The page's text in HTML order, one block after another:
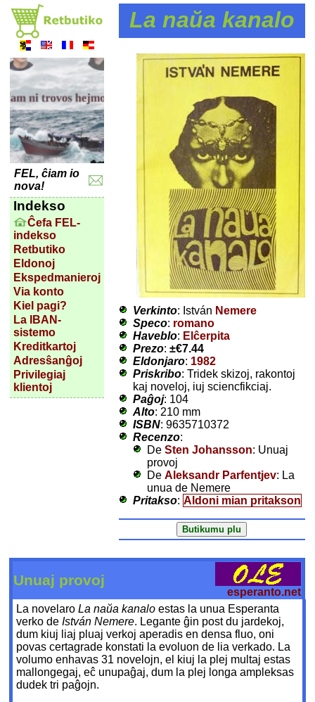
FEL, ĉiam io
nova!
Indekso
Ĉefa FEL-
indekso
Retbutiko
Eldonoj
Ekspedmanieroj
Via konto
Kiel pagi?
La IBAN-
sistemo
Kreditkartoj
Adresŝanĝoj
Privilegiaj
klientoj
La naŭa kanalo
Verkinto: István Nemere
Speco: romano
Haveblo: Elĉerpita
Prezo: ±€7.44
Eldonjaro: 1982
Priskribo: Tridek skizoj, rakontoj
kaj noveloj, iuj sciencfikciaj.
Paĝoj: 104
Alto: 210 mm
ISBN: 9635710372
Recenzo:
De Sten Johansson: Unuaj
provoj
De Aleksandr Parfentjev: La
unua de Nemere
Pritakso: Aldoni mian pritakson
Unuaj provoj
esperanto.net
La novelaroLa naŭa kanalo estas la unua Esperanta
verko deIstván Nemere. Legante ĝin post du jardekoj,
dum kiuj liaj pluaj verkoj aperadis en densa fluo, oni
povas certagrade konstati la evoluon de lia verkado. La
volumo enhavas 31 novelojn, el kiuj la plej multaj estas
mallongegaj, eĉ unupaĝaj, dum la plej longa ampleksas
dudek tri paĝojn.